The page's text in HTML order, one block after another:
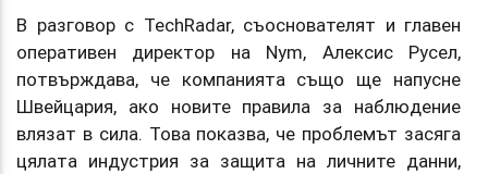
В разговор с TechRadar, съоснователят и главен
оперативен директор на Nym, Алексис Русел,
потвърждава, че компанията също ще напусне
Швейцария, ако новите правила за наблюдение
влязат в сила. Това показва, че проблемът засяга
цялата индустрия за защита на личните данни,